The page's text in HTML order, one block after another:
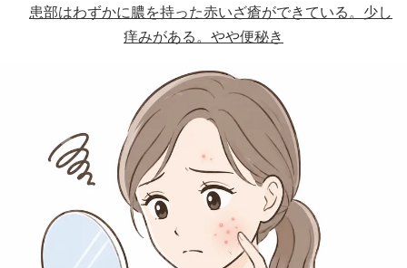
患部はわずかに膿を持った赤いざ瘡ができている。少し
痒みがある。やや便秘き